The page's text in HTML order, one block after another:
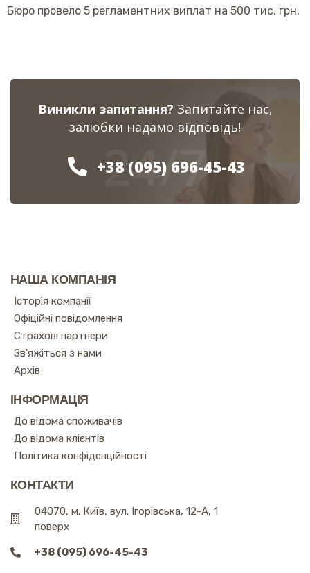
Бюро провело 5 регламентних виплат на 500 тис. грн.
Виникли запитання? Запитайте нас,
залюбки надамо відповідь!
+38 (095) 696-45-43
24/7
НАША КОМПАНІЯ
Історія компанії
Офіційні повідомлення
Страхові партнери
Зв'яжіться з нами
Архів
ІНФОРМАЦІЯ
До відома споживачів
До відома клієнтів
Політика конфіденційності
КОНТАКТИ
04070, м. Київ, вул. Ігорівська, 12-А, 1
поверх
+38 (095) 696-45-43